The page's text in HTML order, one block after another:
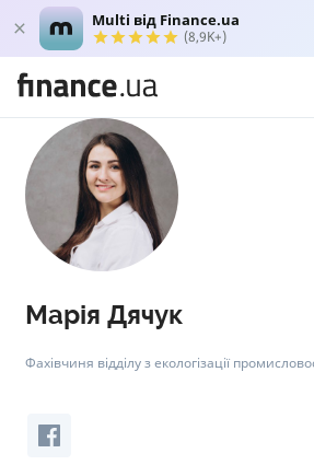
Multi від Finance.ua
(8,9K+)
Марія Дячук
Фахівчиня відділу з екологізації